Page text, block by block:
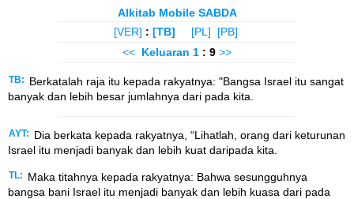
Alkitab Mobile SABDA
[VER] : [TB] [PL]
[PB]
<< Keluaran 1 : 9 >>
TB:
Berkatalah raja itu kepada rakyatnya: "Bangsa Israel itu sangat
banyak dan lebih besar jumlahnya dari pada kita.
AYT:
Dia berkata kepada rakyatnya, “Lihatlah, orang dari keturunan
Israel itu menjadi banyak dan lebih kuat daripada kita.
TL:
Maka titahnya kepada rakyatnya: Bahwa sesungguhnya
bangsa bani Israel itu menjadi banyak dan lebih kuasa dari pada